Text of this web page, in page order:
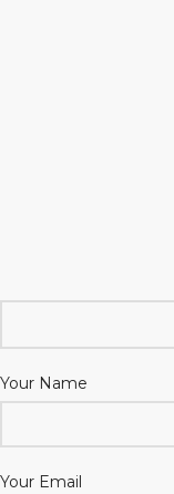
Your Name
Your Email